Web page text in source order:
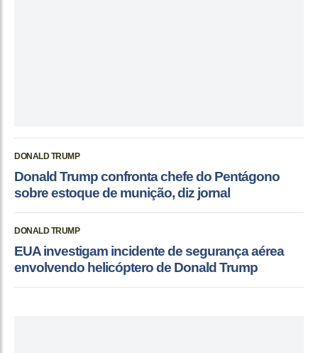
DONALD TRUMP
Donald Trump confronta chefe do Pentágono
sobre estoque de munição, diz jornal
DONALD TRUMP
EUA investigam incidente de segurança aérea
envolvendo helicóptero de Donald Trump